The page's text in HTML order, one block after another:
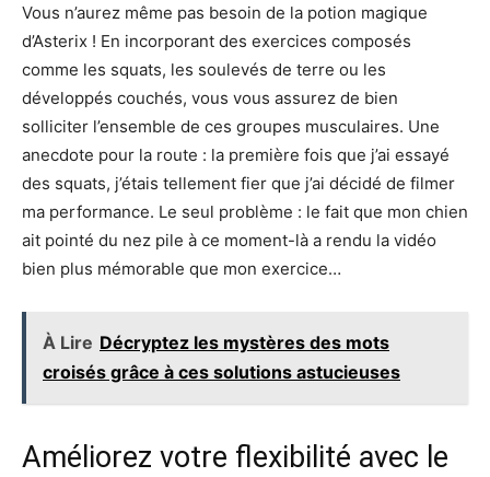
Vous n’aurez même pas besoin de la potion magique
d’Asterix ! En incorporant des exercices composés
comme les squats, les soulevés de terre ou les
développés couchés, vous vous assurez de bien
solliciter l’ensemble de ces groupes musculaires. Une
anecdote pour la route : la première fois que j’ai essayé
des squats, j’étais tellement fier que j’ai décidé de filmer
ma performance. Le seul problème : le fait que mon chien
ait pointé du nez pile à ce moment-là a rendu la vidéo
bien plus mémorable que mon exercice…
À Lire Décryptez les mystères des mots
croisés grâce à ces solutions astucieuses
Améliorez votre flexibilité avec le